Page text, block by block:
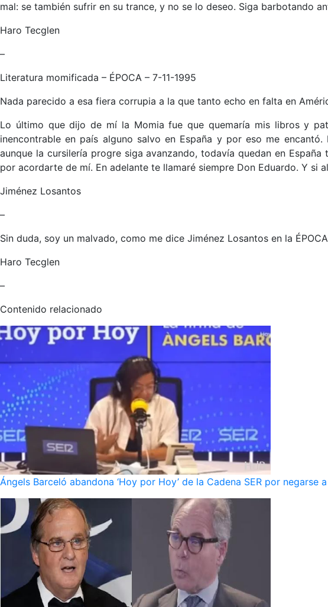
mal: se también sufrir en su trance, y no se lo deseo. Siga barbotando
Haro Tecglen
–
Literatura momificada – ÉPOCA – 7-11-1995
Nada parecido a esa fiera corrupia a la que tanto echo en falta en
Lo último que dijo de mí la Momia fue que quemaría mis libros y
inencontrable en país alguno salvo en España y por eso me
aunque la cursilería progre siga avanzando, todavía quedan en
por acordarte de mí. En adelante te llamaré siempre Don Eduardo. Y si
Jiménez Losantos
–
Sin duda, soy un malvado, como me dice Jiménez Losantos en la
Haro Tecglen
–
Contenido relacionado
Ángels Barceló abandona ‘Hoy por Hoy’ de la Cadena SER por